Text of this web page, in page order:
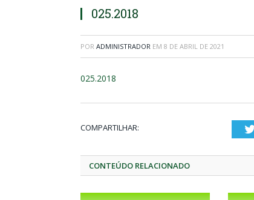
025.2018
POR ADMINISTRADOR EM 8 DE ABRIL DE 2021
025.2018
COMPARTILHAR:
CONTEÚDO RELACIONADO